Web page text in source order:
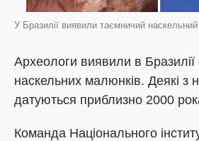
У Бразилії виявили таємничий
Археологи виявили в
наскельних малюнків. Деякі з
датуються приблизно 2000
Команда Національного